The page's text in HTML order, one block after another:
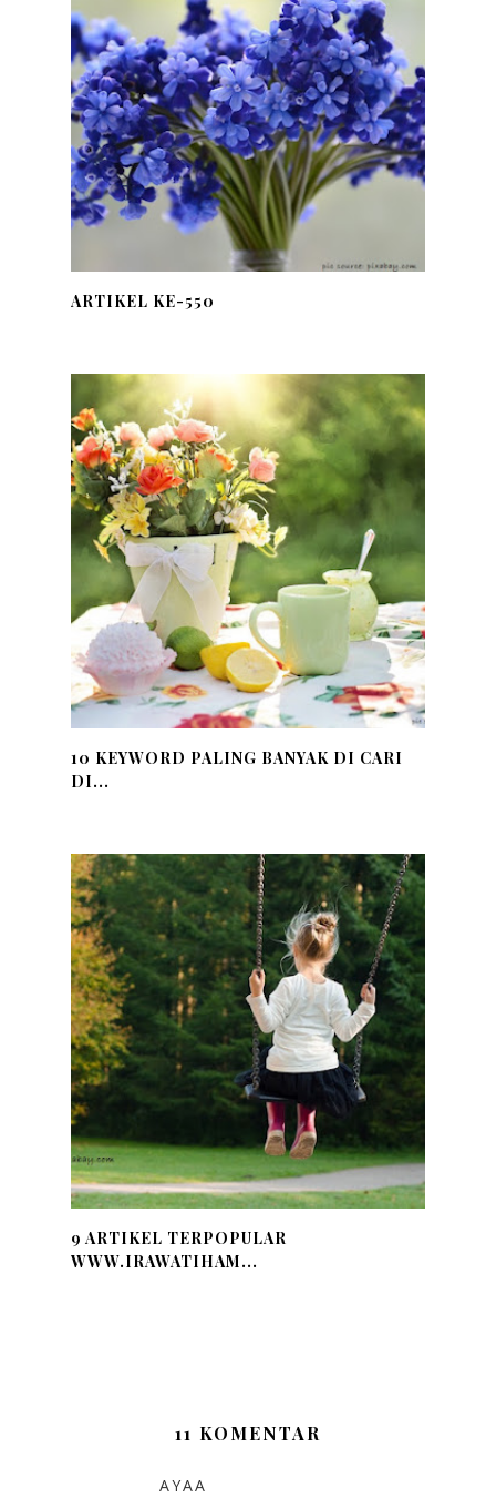
ARTIKEL KE-550
10 KEYWORD PALING BANYAK DI CARI
DI...
9 ARTIKEL TERPOPULAR
WWW.IRAWATIHAM...
11 KOMENTAR
AYAA